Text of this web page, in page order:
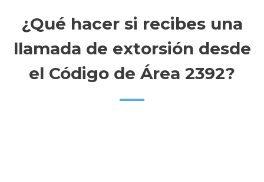
¿Qué hacer si recibes una
llamada de extorsión desde
el Código de Área 2392?